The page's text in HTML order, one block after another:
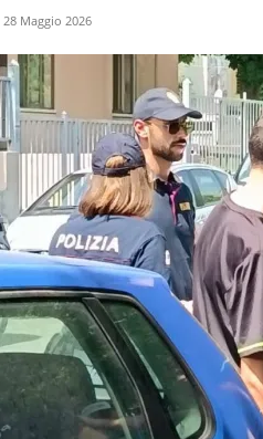
28 Maggio 2026